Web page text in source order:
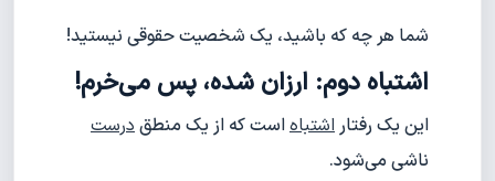
شما هر چه که باشید، یک شخصیت حقوقی نیستید!
اشتباه دوم: ارزان شده، پس می‌خرم!
این یک رفتاراشتباهاست که از یک منطقدرست
ناشی می‌شود.